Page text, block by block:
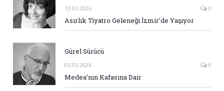
13.03.2026 0
Asırlık Tiyatro Geleneği İzmir’de Yaşıyor
Gürel Sürücü
05.03.2026 0
Medea’nın Kafasına Dair